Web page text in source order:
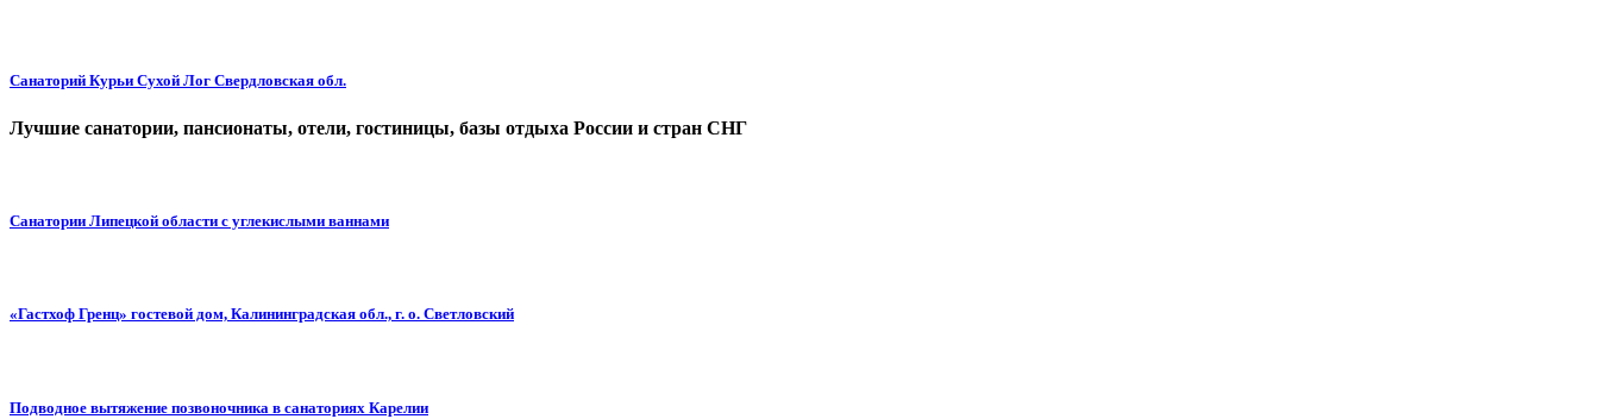
Санаторий Курьи Сухой Лог Свердловская обл.
Лучшие санатории, пансионаты, отели, гостиницы, базы отдыха России и стран СНГ
Санатории Липецкой области с углекислыми ваннами
«Гастхоф Гренц» гостевой дом, Калининградская обл., г. о. Светловский
Подводное вытяжение позвоночника в санаториях Карелии